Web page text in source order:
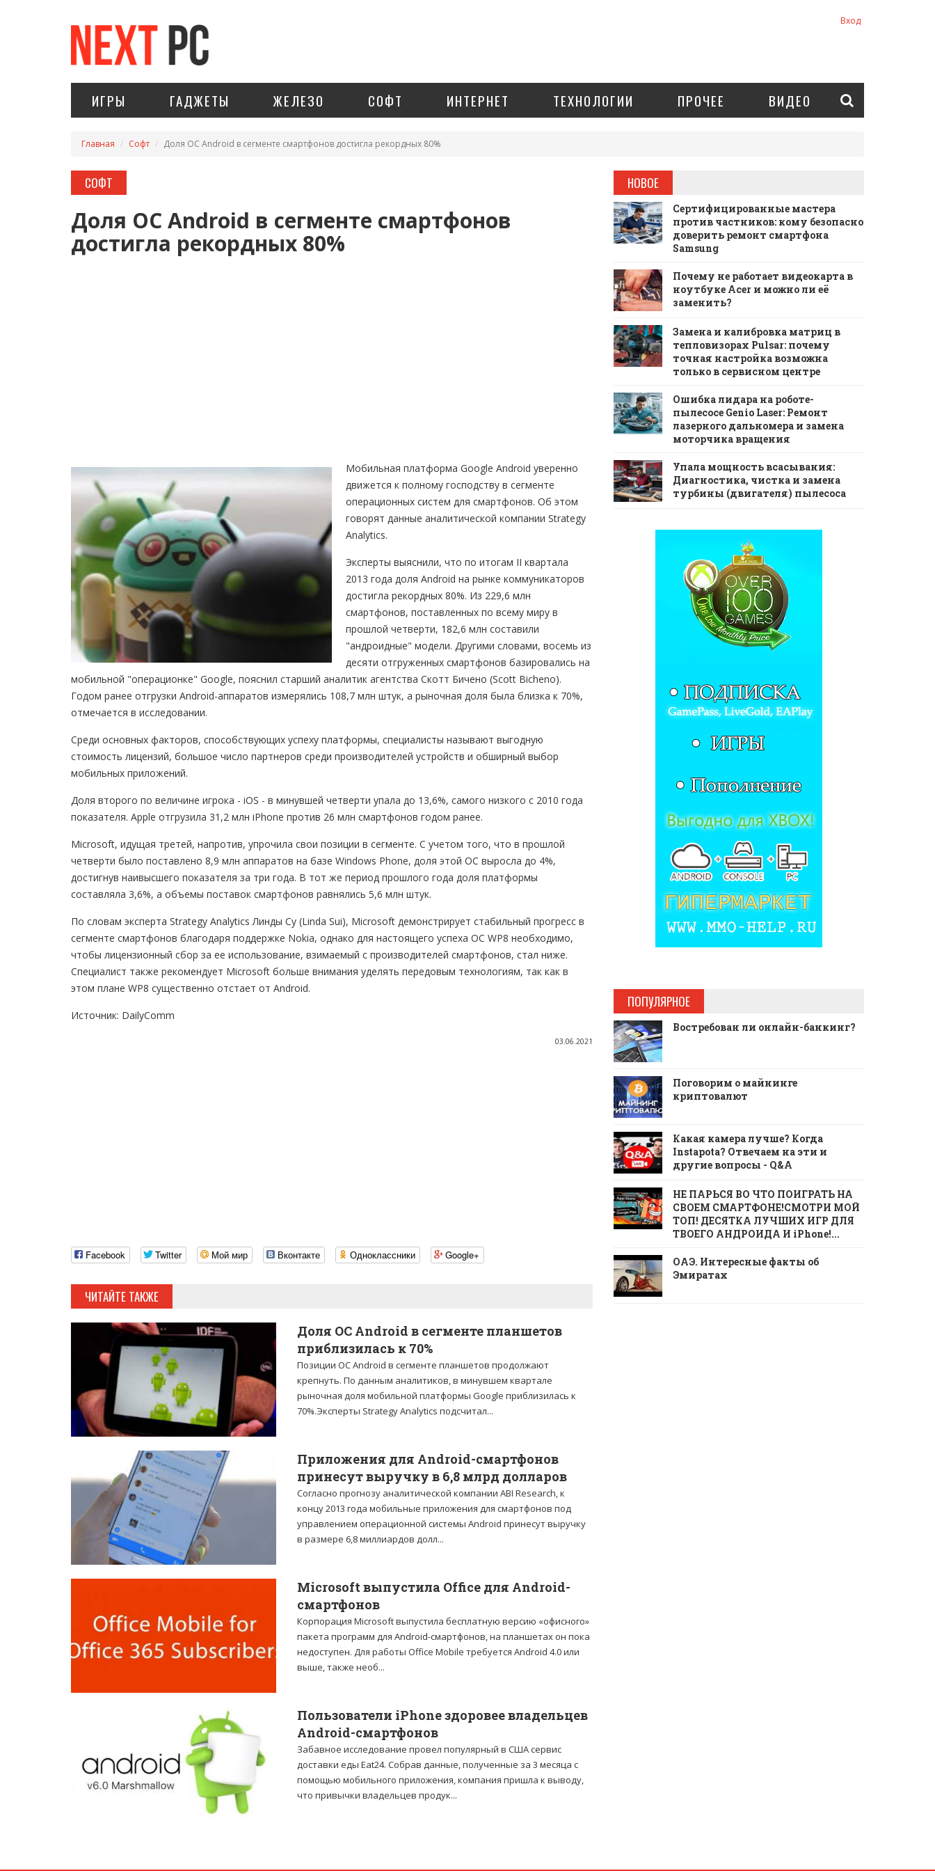
Вход
ИГРЫ ГАДЖЕТЫ ЖЕЛЕЗО СОФТ ИНТЕРНЕТ ТЕХНОЛОГИИ ПРОЧЕЕ ВИДЕО
Главная Софт Доля ОС Android в сегменте смартфонов достигла рекордных 80%
СОФТ
Доля ОС Android в сегменте смартфонов
достигла рекордных 80%
Мобильная платформа Google Android уверенно
движется к полному господству в сегменте
операционных систем для смартфонов. Об этом
говорят данные аналитической компании Strategy
Analytics.
Эксперты выяснили, что по итогам II квартала
2013 года доля Android на рынке коммуникаторов
достигла рекордных 80%. Из 229,6 млн
смартфонов, поставленных по всему миру в
прошлой четверти, 182,6 млн составили
"андроидные" модели. Другими словами, восемь из
десяти отгруженных смартфонов базировались на
мобильной "операционке" Google, пояснил старший аналитик агентства Скотт Бичено (Scott Bicheno).
Годом ранее отгрузки Android-аппаратов измерялись 108,7 млн штук, а рыночная доля была близка к 70%,
отмечается в исследовании.
Среди основных факторов, способствующих успеху платформы, специалисты называют выгодную
стоимость лицензий, большое число партнеров среди производителей устройств и обширный выбор
мобильных приложений.
Доля второго по величине игрока - iOS - в минувшей четверти упала до 13,6%, самого низкого с 2010 года
показателя. Apple отгрузила 31,2 млн iPhone против 26 млн смартфонов годом ранее.
Microsoft, идущая третей, напротив, упрочила свои позиции в сегменте. С учетом того, что в прошлой
четверти было поставлено 8,9 млн аппаратов на базе Windows Phone, доля этой ОС выросла до 4%,
достигнув наивысшего показателя за три года. В тот же период прошлого года доля платформы
составляла 3,6%, а объемы поставок смартфонов равнялись 5,6 млн штук.
По словам эксперта Strategy Analytics Линды Су (Linda Sui), Microsoft демонстрирует стабильный прогресс в
сегменте смартфонов благодаря поддержке Nokia, однако для настоящего успеха ОС WP8 необходимо,
чтобы лицензионный сбор за ее использование, взимаемый с производителей смартфонов, стал ниже.
Специалист также рекомендует Microsoft больше внимания уделять передовым технологиям, так как в
этом плане WP8 существенно отстает от Android.
Источник: DailyComm
03.06.2021
Facebook Twitter Мой мир Вконтакте Одноклассники Google+
ЧИТАЙТЕ ТАКЖЕ
Доля ОС Android в сегменте планшетов
приблизилась к 70%
Позиции ОС Android в сегменте планшетов продолжают
крепнуть. По данным аналитиков, в минувшем квартале
рыночная доля мобильной платформы Google приблизилась к
70%.Эксперты Strategy Analytics подсчитал...
Приложения для Android-смартфонов
принесут выручку в 6,8 млрд долларов
Согласно прогнозу аналитической компании ABI Research, к
концу 2013 года мобильные приложения для смартфонов под
управлением операционной системы Android принесут выручку
в размере 6,8 миллиардов долл...
Microsoft выпустила Office для Android-
смартфонов
Корпорация Microsoft выпустила бесплатную версию «офисного»
пакета программ для Android-смартфонов, на планшетах он пока
недоступен. Для работы Office Mobile требуется Android 4.0 или
выше, также необ...
Пользователи iPhone здоровее владельцев
Android-смартфонов
Забавное исследование провел популярный в США сервис
доставки еды Eat24. Собрав данные, полученные за 3 месяца с
помощью мобильного приложения, компания пришла к выводу,
что привычки владельцев продук...
НОВОЕ
Сертифицированные мастера
против частников: кому безопасно
доверить ремонт смартфона
Samsung
Почему не работает видеокарта в
ноутбуке Acer и можно ли её
заменить?
Замена и калибровка матриц в
тепловизорах Pulsar: почему
точная настройка возможна
только в сервисном центре
Ошибка лидара на роботе-
пылесосе Genio Laser: Ремонт
лазерного дальномера и замена
моторчика вращения
Упала мощность всасывания:
Диагностика, чистка и замена
турбины (двигателя) пылесоса
ПОПУЛЯРНОЕ
Востребован ли онлайн-банкинг?
Поговорим о майнинге
криптовалют
Какая камера лучше? Когда
Instapota? Отвечаем на эти и
другие вопросы - Q&A
НЕ ПАРЬСЯ ВО ЧТО ПОИГРАТЬ НА
СВОЕМ СМАРТФОНЕ!СМОТРИ МОЙ
ТОП! ДЕСЯТКА ЛУЧШИХ ИГР ДЛЯ
ТВОЕГО АНДРОИДА И iPhone!...
ОАЭ. Интересные факты об
Эмиратах